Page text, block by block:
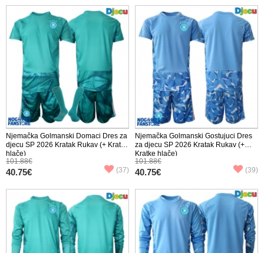
Njemačka Golmanski Domaci Dres za
djecu SP 2026 Kratak Rukav (+ Kratke
hlače)
101.88€
40.75€ (37)
Njemačka Golmanski Gostujuci Dres
za djecu SP 2026 Kratak Rukav (+
Kratke hlače)
101.88€
40.75€ (39)